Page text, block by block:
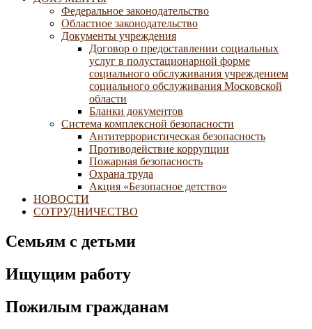
Федеральное законодательство
Областное законодательство
Документы учреждения
Договор о предоставлении социальных
услуг в полустационарной форме
социального обслуживания учреждением
социального обслуживания Московской
области
Бланки документов
Система комплексной безопасности
Антитеррористическая безопасность
Противодействие коррупции
Пожарная безопасность
Охрана труда
Акция «Безопасное детство»
НОВОСТИ
СОТРУДНИЧЕСТВО
Семьям с детьми
Ищущим работу
Пожилым гражданам